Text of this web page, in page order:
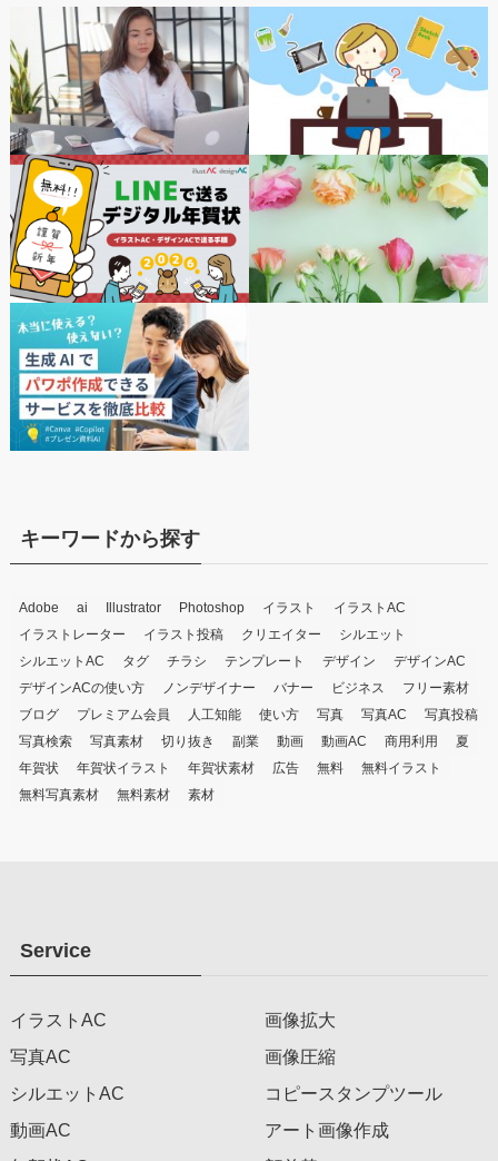
キーワードから探す
Adobe ai Illustrator Photoshop イラスト
イラストAC
イラストレーター
イラスト投稿 クリエイター
シルエット
シルエットAC
タグ チラシ テンプレート デザイン
デザインAC
デザインACの使い方
ノンデザイナー バナー ビジネス
フリー素材
ブログ
プレミアム会員 人工知能 使い方 写真 写真AC
写真投稿
写真検索
写真素材 切り抜き 副業 動画 動画AC 商用利用
夏
年賀状
年賀状イラスト 年賀状素材 広告 無料
無料イラスト
無料写真素材
無料素材 素材
Service
イラストAC
写真AC
シルエットAC
動画AC
画像拡大
画像圧縮
コピースタンプツール
アート画像作成